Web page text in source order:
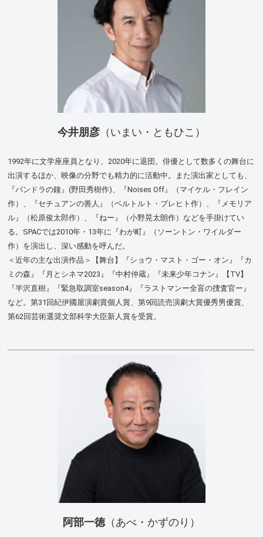
今井朋彦（いまい・ともひこ）
1992年に文学座座員となり、2020年に退団。俳優として数多くの舞台に
出演するほか、映像の分野でも精力的に活動中。また演出家としても、
『パンドラの鐘』(野田秀樹作)、『Noises Off』（マイケル・フレイン
作）、『セチュアンの善人』（ベルトルト・ブレヒト作）、『メモリア
ル』（松原俊太郎作）、『ねー』（小野晃太朗作）などを手掛けてい
る。SPACでは2010年・13年に『わが町』（ソーントン・ワイルダー
作）を演出し、深い感動を呼んだ。
＜近年の主な出演作品＞【舞台】『ショウ・マスト・ゴー・オン』『カ
ミの森』『月とシネマ2023』『中村仲蔵』『未来少年コナン』【TV】
『半沢直樹』『緊急取調室season4』『ラストマンー全盲の捜査官ー』
など。第31回紀伊國屋演劇賞個人賞、第9回読売演劇大賞優秀男優賞、
第62回芸術選奨文部科学大臣新人賞を受賞。
阿部一徳（あべ・かずのり）